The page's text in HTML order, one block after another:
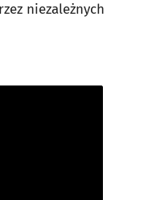
niezależnych